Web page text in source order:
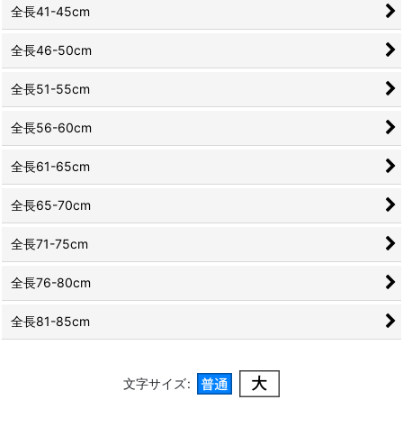
全長41-45cm
全長46-50cm
全長51-55cm
全長56-60cm
全長61-65cm
全長65-70cm
全長71-75cm
全長76-80cm
全長81-85cm
文字サイズ: